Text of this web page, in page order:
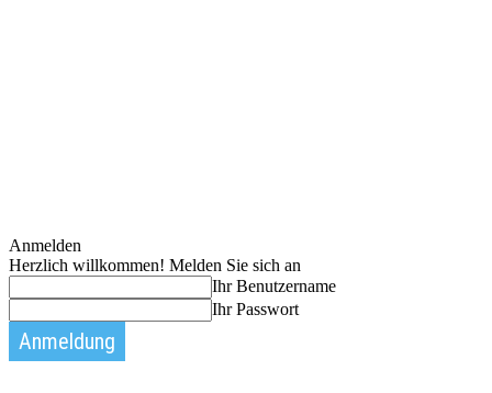
Anmelden
Herzlich willkommen! Melden Sie sich an
Ihr Benutzername
Ihr Passwort